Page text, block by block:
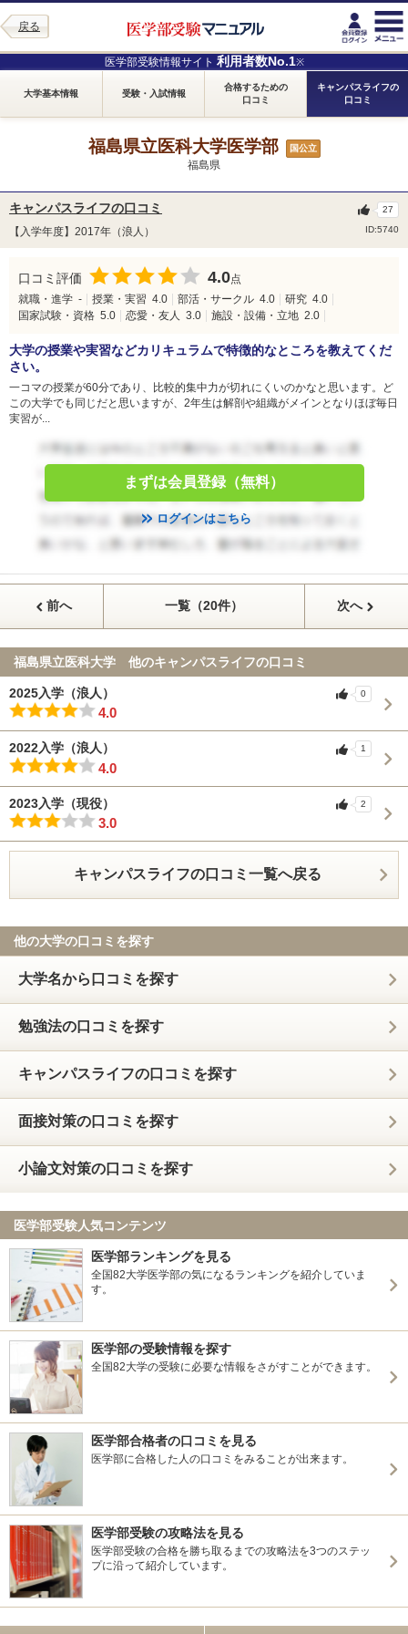
戻る
医学部受験情報サイト 利用者数No.1※
大学基本情報 受験・入試情報
合格するための
口コミ
キャンパスライフの
口コミ
福島県立医科大学医学部 国公立
福島県
キャンパスライフの口コミ
【入学年度】2017年（浪人） ID:5740
27
口コミ評価 4.0点
就職・進学 - 授業・実習 4.0 部活・サークル 4.0 研究 4.0
国家試験・資格 5.0 恋愛・友人 3.0 施設・設備・立地 2.0
大学の授業や実習などカリキュラムで特徴的なところを教えてくだ
さい。
一コマの授業が60分であり、比較的集中力が切れにくいのかなと思います。ど
この大学でも同じだと思いますが、2年生は解剖や組織がメインとなりほぼ毎日
実習が...
まずは会員登録（無料）
ログインはこちら
前へ 一覧（20件） 次へ
福島県立医科大学 他のキャンパスライフの口コミ
2025入学（浪人）
4.0
0
2022入学（浪人）
4.0
1
2023入学（現役）
3.0
2
キャンパスライフの口コミ一覧へ戻る
他の大学の口コミを探す
大学名から口コミを探す
勉強法の口コミを探す
キャンパスライフの口コミを探す
面接対策の口コミを探す
小論文対策の口コミを探す
医学部受験人気コンテンツ
医学部ランキングを見る
全国82大学医学部の気になるランキングを紹介していま
す。
医学部の受験情報を探す
全国82大学の受験に必要な情報をさがすことができます。
医学部合格者の口コミを見る
医学部に合格した人の口コミをみることが出来ます。
医学部受験の攻略法を見る
医学部受験の合格を勝ち取るまでの攻略法を3つのステッ
プに沿って紹介しています。